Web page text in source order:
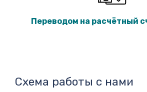
Переводом на расчётный
Схема работы с нами